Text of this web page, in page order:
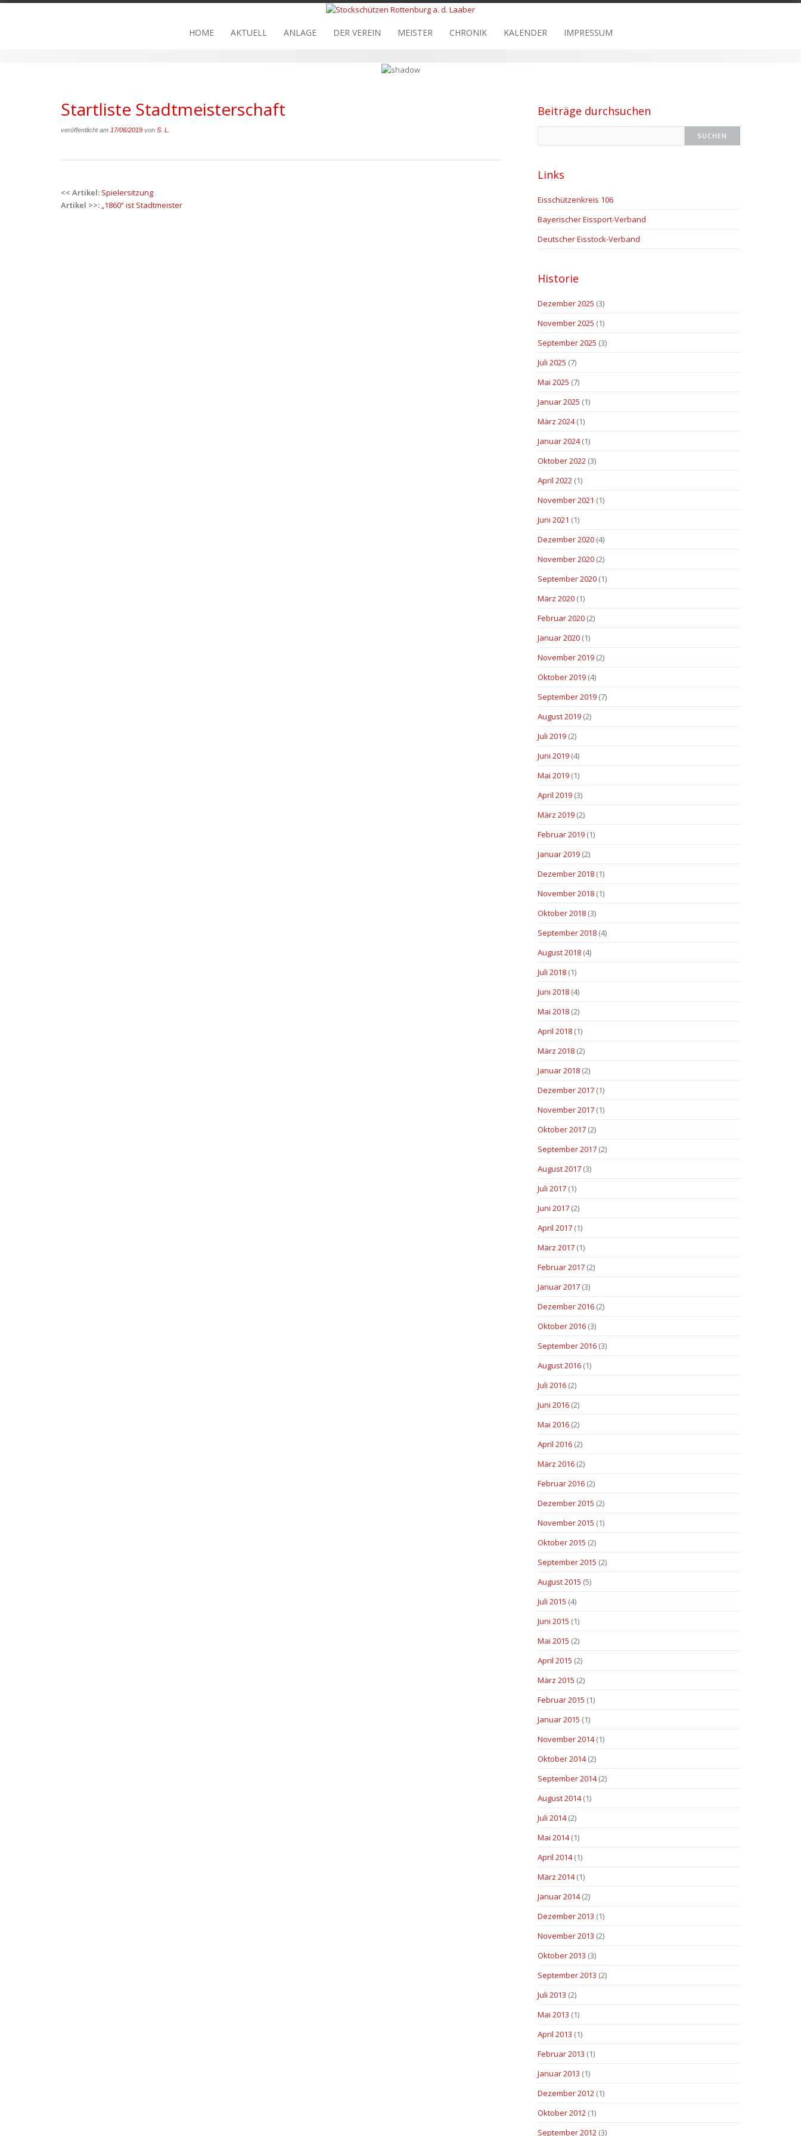
HOME AKTUELL ANLAGE DER VEREIN MEISTER CHRONIK KALENDER IMPRESSUM
Startliste Stadtmeisterschaft
veröffentlicht am 17/06/2019 von S. L.
Post
navigation
<< Artikel: Spielersitzung
Artikel >>: „1860“ ist Stadtmeister
Beiträge durchsuchen
Links
Eisschützenkreis 106
Bayerischer Eissport-Verband
Deutscher Eisstock-Verband
Historie
Dezember 2025 (3)
November 2025 (1)
September 2025 (3)
Juli 2025 (7)
Mai 2025 (7)
Januar 2025 (1)
März 2024(1)
Januar 2024(1)
Oktober 2022 (3)
April 2022 (1)
November 2021 (1)
Juni 2021 (1)
Dezember 2020 (4)
November 2020 (2)
September 2020 (1)
März 2020 (1)
Februar 2020 (2)
Januar 2020 (1)
November 2019 (2)
Oktober 2019 (4)
September 2019 (7)
August 2019 (2)
Juli 2019 (2)
Juni 2019 (4)
Mai 2019 (1)
April 2019 (3)
März 2019 (2)
Februar 2019 (1)
Januar 2019 (2)
Dezember 2018 (1)
November 2018 (1)
Oktober 2018 (3)
September 2018 (4)
August 2018 (4)
Juli 2018 (1)
Juni 2018 (4)
Mai 2018 (2)
April 2018 (1)
März 2018 (2)
Januar 2018 (2)
Dezember 2017 (1)
November 2017 (1)
Oktober 2017 (2)
September 2017 (2)
August 2017 (3)
Juli 2017 (1)
Juni 2017 (2)
April 2017 (1)
März 2017 (1)
Februar 2017 (2)
Januar 2017 (3)
Dezember 2016 (2)
Oktober 2016 (3)
September 2016 (3)
August 2016 (1)
Juli 2016 (2)
Juni 2016 (2)
Mai 2016 (2)
April 2016 (2)
März 2016 (2)
Februar 2016 (2)
Dezember 2015 (2)
November 2015 (1)
Oktober 2015 (2)
September 2015 (2)
August 2015 (5)
Juli 2015 (4)
Juni 2015 (1)
Mai 2015 (2)
April 2015 (2)
März 2015 (2)
Februar 2015 (1)
Januar 2015 (1)
November 2014(1)
Oktober 2014(2)
September 2014(2)
August 2014(1)
Juli 2014(2)
Mai 2014(1)
April 2014(1)
März 2014(1)
Januar 2014(2)
Dezember 2013 (1)
November 2013 (2)
Oktober 2013 (3)
September 2013 (2)
Juli 2013 (2)
Mai 2013 (1)
April 2013 (1)
Februar 2013 (1)
Januar 2013 (1)
Dezember 2012 (1)
Oktober 2012 (1)
September 2012 (3)